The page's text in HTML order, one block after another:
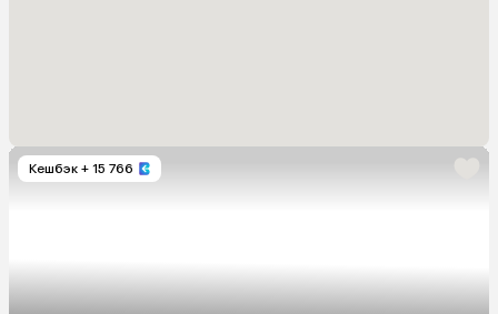
Кешбэк + 15 766